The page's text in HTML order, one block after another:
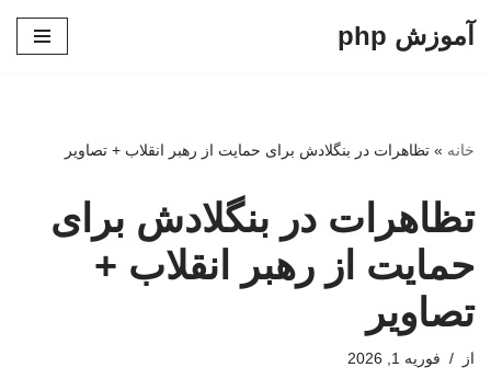
آموزش php
خانه » تظاهرات در بنگلادش برای حمایت از رهبر انقلاب + تصاویر
تظاهرات در بنگلادش برای
حمایت از رهبر انقلاب +
تصاویر
از فوریه 1, 2026